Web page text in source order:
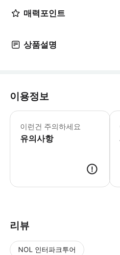
매력포인트
상품설명
이용정보
이런건 주의하세요
유의사항
어
리뷰
NOL 인터파크투어